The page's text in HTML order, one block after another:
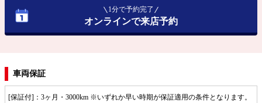
1分で予約完了
オンラインで来店予約
車両保証
[保証付]：3ヶ月・3000km ※いずれか早い時期が保証適用の条件となります。